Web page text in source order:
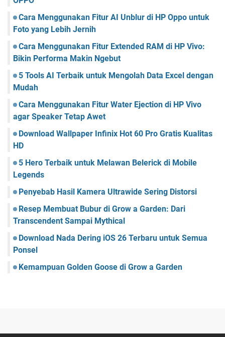
Cara Menggunakan Fitur AI Unblur di HP Oppo untuk
Foto yang Lebih Jernih
Cara Menggunakan Fitur Extended RAM di HP Vivo:
Bikin Performa Makin Ngebut
5 Tools AI Terbaik untuk Mengolah Data Excel dengan
Mudah
Cara Menggunakan Fitur Water Ejection di HP Vivo
agar Speaker Tetap Awet
Download Wallpaper Infinix Hot 60 Pro Gratis Kualitas
HD
5 Hero Terbaik untuk Melawan Belerick di Mobile
Legends
Penyebab Hasil Kamera Ultrawide Sering Distorsi
Resep Membuat Bubur di Grow a Garden: Dari
Transcendent Sampai Mythical
Download Nada Dering iOS 26 Terbaru untuk Semua
Ponsel
Kemampuan Golden Goose di Grow a Garden